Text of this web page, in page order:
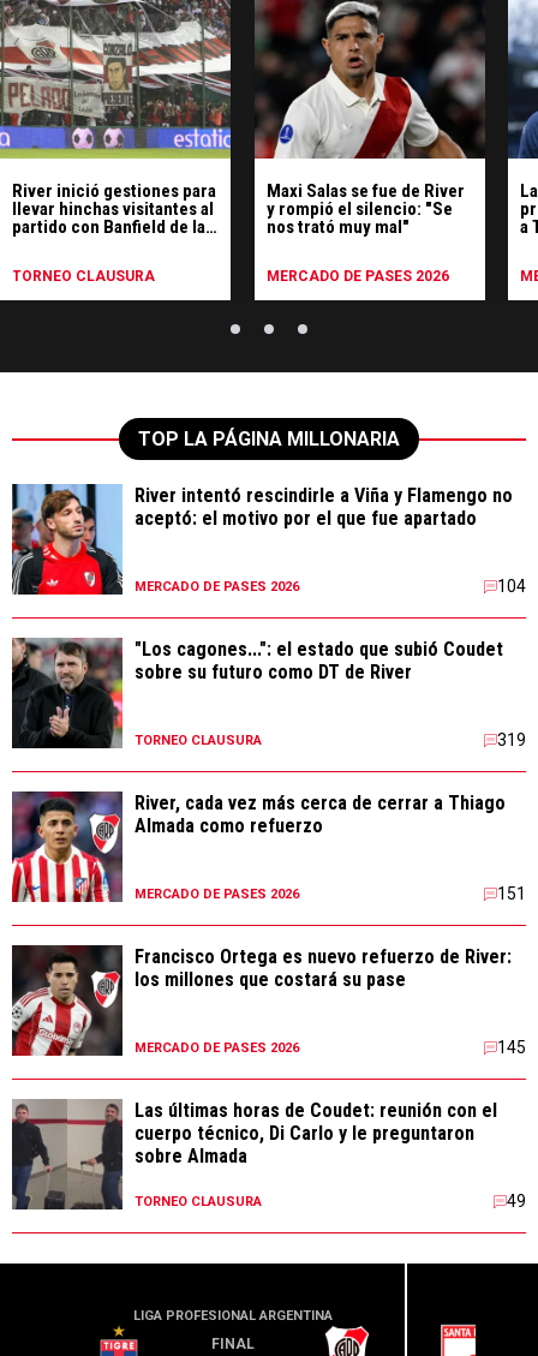
River inició gestiones para
llevar hinchas visitantes al
partido con Banfield de la
TORNEO CLAUSURA
Maxi Salas se fue de River
y rompió el silencio: "Se
nos trató muy mal"
MERCADO DE PASES 2026
a
TOP LA PÁGINA MILLONARIA
River intentó rescindirle a Viña y Flamengo no
aceptó: el motivo por el que fue apartado
MERCADO DE PASES 2026 104
"Los cagones...": el estado que subió Coudet
sobre su futuro como DT de River
TORNEO CLAUSURA 319
River, cada vez más cerca de cerrar a Thiago
Almada como refuerzo
MERCADO DE PASES 2026 151
Francisco Ortega es nuevo refuerzo de River:
los millones que costará su pase
MERCADO DE PASES 2026 145
Las últimas horas de Coudet: reunión con el
cuerpo técnico, Di Carlo y le preguntaron
sobre Almada
TORNEO CLAUSURA 49
LIGA PROFESIONAL ARGENTINA
FINAL